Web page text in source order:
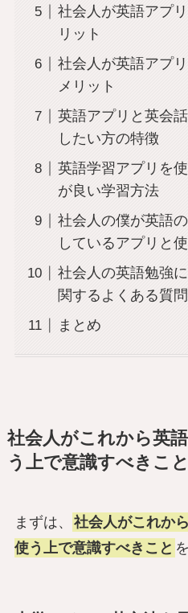
社会人が英語アプ
リット
社会人が英語アプ
メリット
英語アプリと英会
したい方の特徴
英語学習アプリを
が良い学習方法
社会人の僕が英語
しているアプリと
社会人の英語勉強
関するよくある質問
まとめ
社会人がこれから英
う上で意識すべきこと
まずは、
社会人がこれか
使う上で意識すべきこと